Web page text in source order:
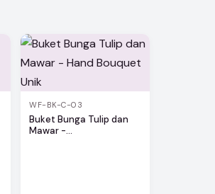
WF-BK-C-03
Buket Bunga Tulip dan
Mawar -...